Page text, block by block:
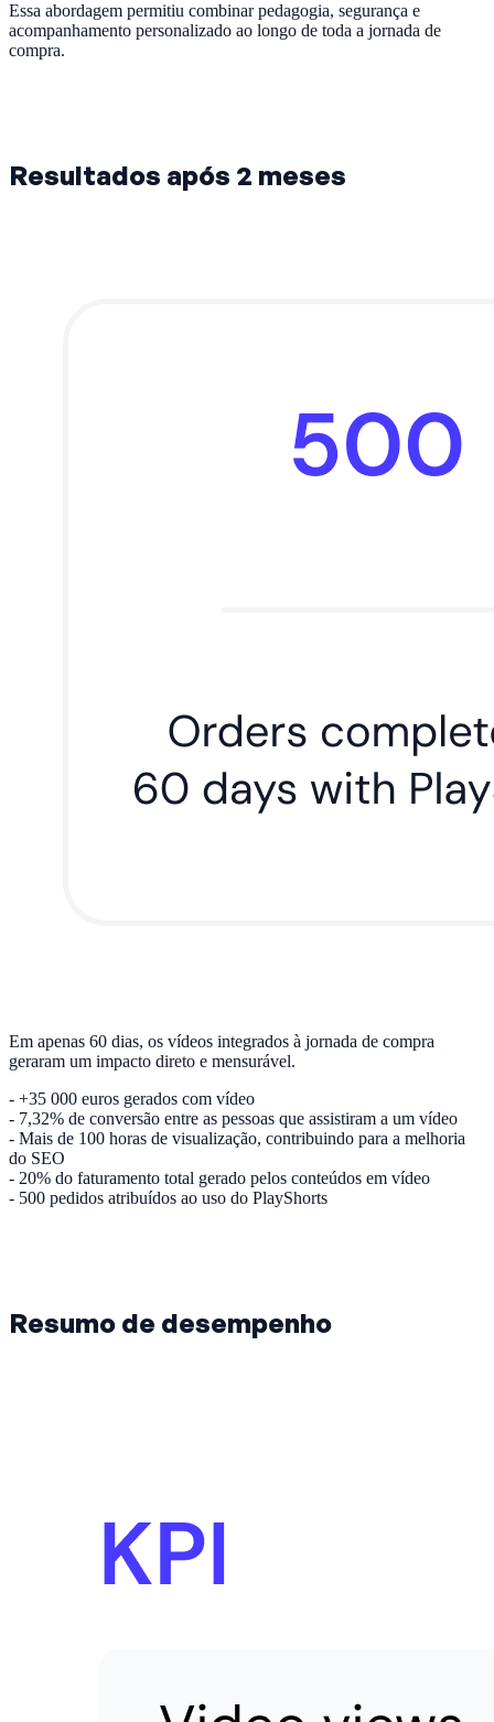
Essa abordagem permitiu combinar pedagogia, segurança e
acompanhamento personalizado ao longo de toda a jornada de
compra.
Resultados após 2 meses
Em apenas 60 dias, os vídeos integrados à jornada de compra
geraram um impacto direto e mensurável.
- +35 000 euros gerados com vídeo
- 7,32% de conversão entre as pessoas que assistiram a um vídeo
- Mais de 100 horas de visualização, contribuindo para a melhoria
do SEO
- 20% do faturamento total gerado pelos conteúdos em vídeo
- 500 pedidos atribuídos ao uso do PlayShorts
Resumo de desempenho